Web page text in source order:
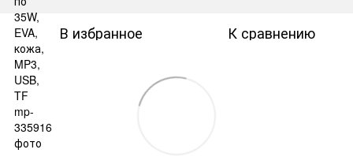
В избранное К сравнению